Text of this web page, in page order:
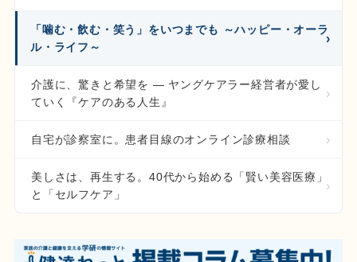
「噛む・飲む・笑う」をいつまでも ～ハッピー・オーラ
ル・ライフ～
介護に、驚きと希望を ― ヤングケアラー経営者が愛し
ていく『ケアのある人生』
自宅が診察室に。患者目線のオンライン診療相談
美しさは、再生する。40代から始める「賢い美容医療」
と「セルフケア」